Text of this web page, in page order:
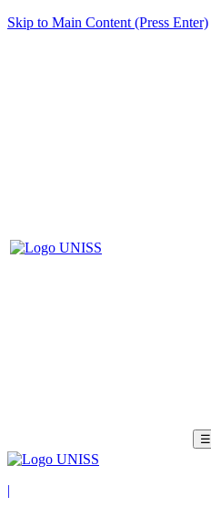
Skip to Main Content (Press Enter)
☰
|